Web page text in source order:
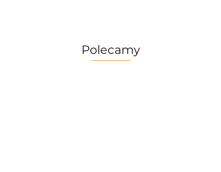
Polecamy